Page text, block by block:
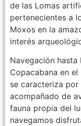
de las Lomas
pertenecientes a
Moxos en la
interés
Navegación
Copacabana en
se caracteriza
acompañado de
fauna propia del
navegamos